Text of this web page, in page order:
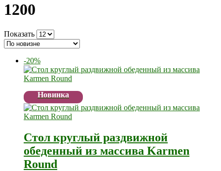
1200
Показать
-20%
Новинка
Стол круглый раздвижной
обеденный из массива Karmen
Round